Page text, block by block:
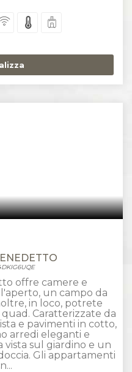
offre camere e
un campo da
in loco, potrete
Caratterizzate da
e pavimenti in cotto,
arredi eleganti e
vista sul giardino e un
Gli appartamenti